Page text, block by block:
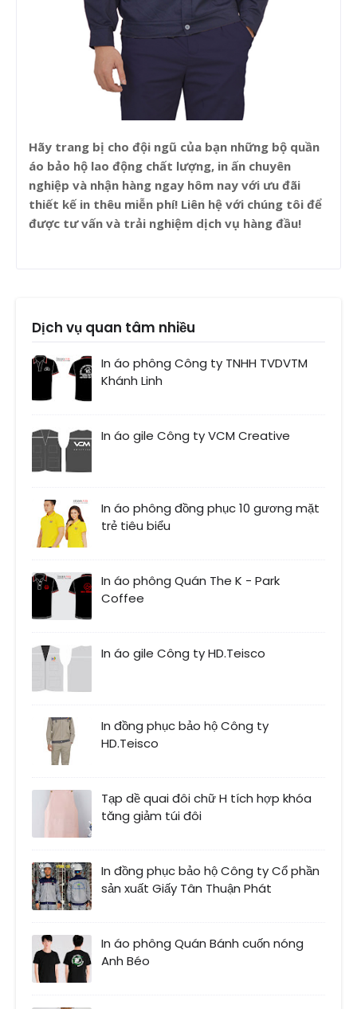
Hãy trang bị cho đội ngũ của bạn những bộ quần
áo bảo hộ lao động chất lượng, in ấn chuyên
nghiệp và nhận hàng ngay hôm nay với ưu đãi
thiết kế in thêu miễn phí! Liên hệ với chúng tôi để
được tư vấn và trải nghiệm dịch vụ hàng đầu!
Dịch vụ quan tâm nhiều
In áo phông Công ty TNHH TVDVTM
Khánh Linh
In áo gile Công ty VCM Creative
In áo phông đồng phục 10 gương mặt
trẻ tiêu biểu
In áo phông Quán The K - Park
Coffee
In áo gile Công ty HD.Teisco
In đồng phục bảo hộ Công ty
HD.Teisco
Tạp dề quai đôi chữ H tích hợp khóa
tăng giảm túi đôi
In đồng phục bảo hộ Công ty Cổ phần
sản xuất Giấy Tân Thuận Phát
In áo phông Quán Bánh cuốn nóng
Anh Béo